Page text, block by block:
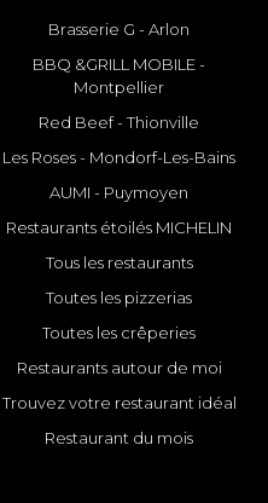
Brasserie G - Arlon
BBQ &GRILL MOBILE -
Montpellier
Red Beef - Thionville
Les Roses - Mondorf-Les-Bains
AUMI - Puymoyen
Restaurants étoilés MICHELIN
Tous les restaurants
Toutes les pizzerias
Toutes les crêperies
Restaurants autour de moi
Trouvez votre restaurant idéal
Restaurant du mois